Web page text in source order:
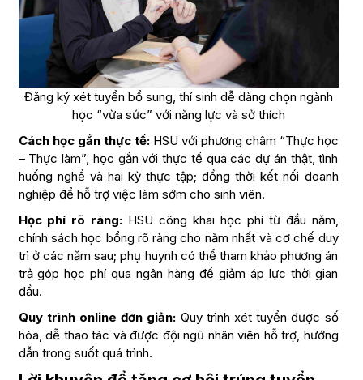
Đăng ký xét tuyển bổ sung, thí sinh dễ dàng chọn ngành
học “vừa sức” với năng lực và sở thích
Cách học gắn thực tế:HSU với phương châm “Thực học
– Thực làm”, học gắn với thực tế qua các dự án thật, tình
huống nghề và hai kỳ thực tập; đồng thời kết nối doanh
nghiệp để hỗ trợ việc làm sớm cho sinh viên.
Học phí rõ ràng: HSU công khai học phí từ đầu năm,
chính sách học bổng rõ ràng cho năm nhất và cơ chế duy
trì ở các năm sau; phụ huynh có thể tham khảo phương án
trả góp học phí qua ngân hàng để giảm áp lực thời gian
đầu.
Quy trình online đơn giản: Quy trình xét tuyển được số
hóa, dễ thao tác và được đội ngũ nhân viên hỗ trợ, hướng
dẫn trong suốt quá trình.